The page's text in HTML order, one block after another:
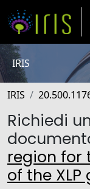
IRIS
IRIS
Richiedi
region for
of the XLP